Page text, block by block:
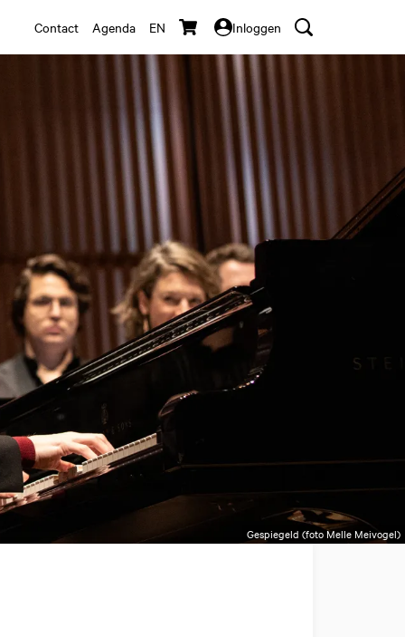
Contact Agenda EN Inloggen
Gespiegeld (foto Melle Meivogel)